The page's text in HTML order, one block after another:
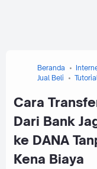
Beranda
Jual Beli
Cara
Dari Bank
ke DANA
Kena Biaya